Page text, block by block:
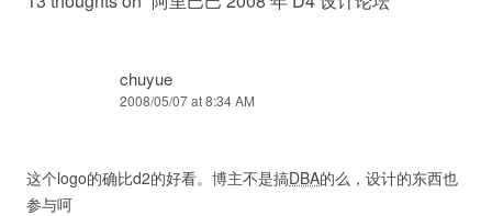
chuyue
2008/05/07 at 8:34 AM
这个logo的确比d2的好看。博主不是搞DBA的么，设计的东西也
参与呵